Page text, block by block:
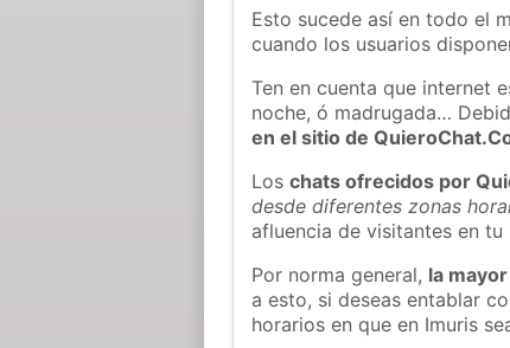
Esto sucede así en todo el
cuando los usuarios
Ten en cuenta que internet
noche, ó madrugada…
en el sitio de
Loschats ofrecidos por
desde diferentes zonas
afluencia de visitantes en tu
Por norma general, la
a esto, si deseas entablar
horarios en que en Imuris